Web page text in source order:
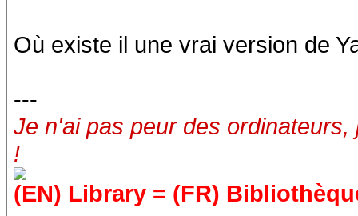
Où existe il une vrai version de
---
Je n'ai pas peur des
!
(EN) Library = (FR)